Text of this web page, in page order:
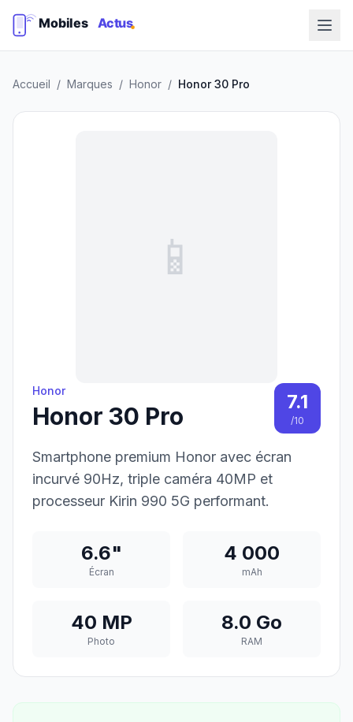
Accueil / Marques / Honor / Honor 30 Pro
📱
Honor
Honor 30 Pro
7.1
/10
Smartphone premium Honor avec écran
incurvé 90Hz, triple caméra 40MP et
processeur Kirin 990 5G performant.
6.6"
Écran
4 000
mAh
40 MP
Photo
8.0 Go
RAM